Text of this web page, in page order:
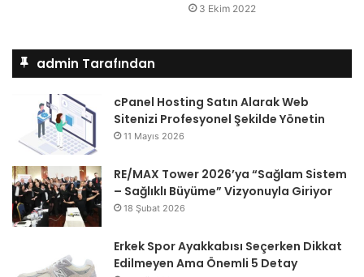
3 Ekim 2022
admin Tarafından
cPanel Hosting Satın Alarak Web
Sitenizi Profesyonel Şekilde Yönetin
11 Mayıs 2026
RE/MAX Tower 2026’ya “Sağlam Sistem
– Sağlıklı Büyüme” Vizyonuyla Giriyor
18 Şubat 2026
Erkek Spor Ayakkabısı Seçerken Dikkat
Edilmeyen Ama Önemli 5 Detay